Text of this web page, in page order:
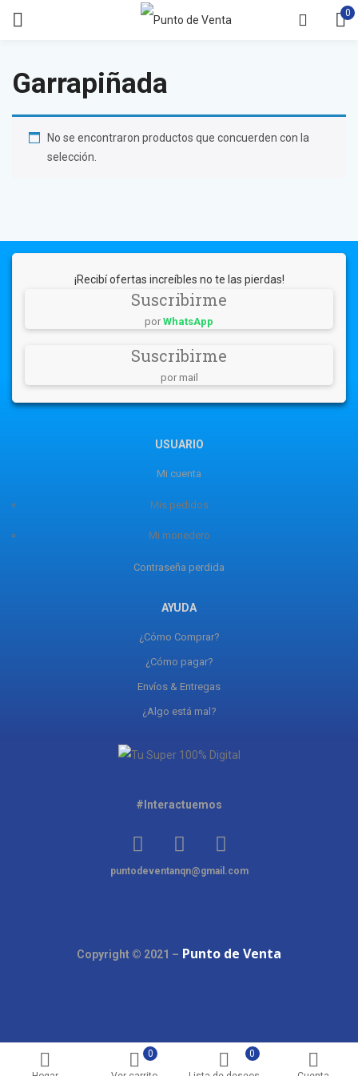
0
0
0
Garrapiñada
No se encontraron productos que concuerden con la
selección.
¡Recibí ofertas increíbles no te las pierdas!
Suscribirme
por WhatsApp
Suscribirme
por mail
USUARIO
Mi cuenta
Mis pedidos
Mi monedero
Contraseña perdida
AYUDA
¿Cómo Comprar?
¿Cómo pagar?
Envíos & Entregas
¿Algo está mal?
#Interactuemos
puntodeventanqn@gmail.com
Copyright © 2021 – Punto de Venta